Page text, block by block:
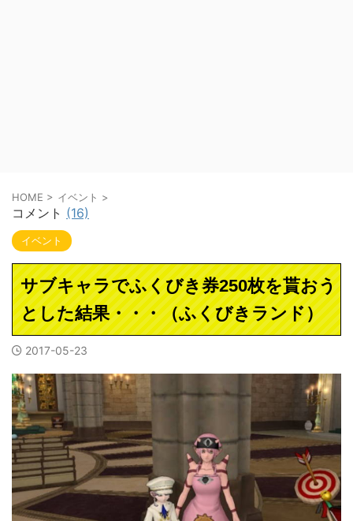
HOME > イベント >
コメント (16)
イベント
サブキャラでふくびき券250枚を貰おう
とした結果・・・（ふくびきランド）
2017-05-23